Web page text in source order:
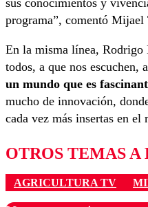
sus conocimientos y
programa”, comentó Mijael
En la misma línea,
todos, a que nos escuchen,
un mundo que es
mucho de innovación,
cada vez más insertas en
OTROS TEMAS A
AGRICULTURA TV